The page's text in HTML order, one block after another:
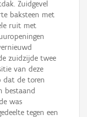
Zuidgevel
baksteen met
ruit met
zuidzijde twee
van deze
dat de toren
bestaand
was
tegen een